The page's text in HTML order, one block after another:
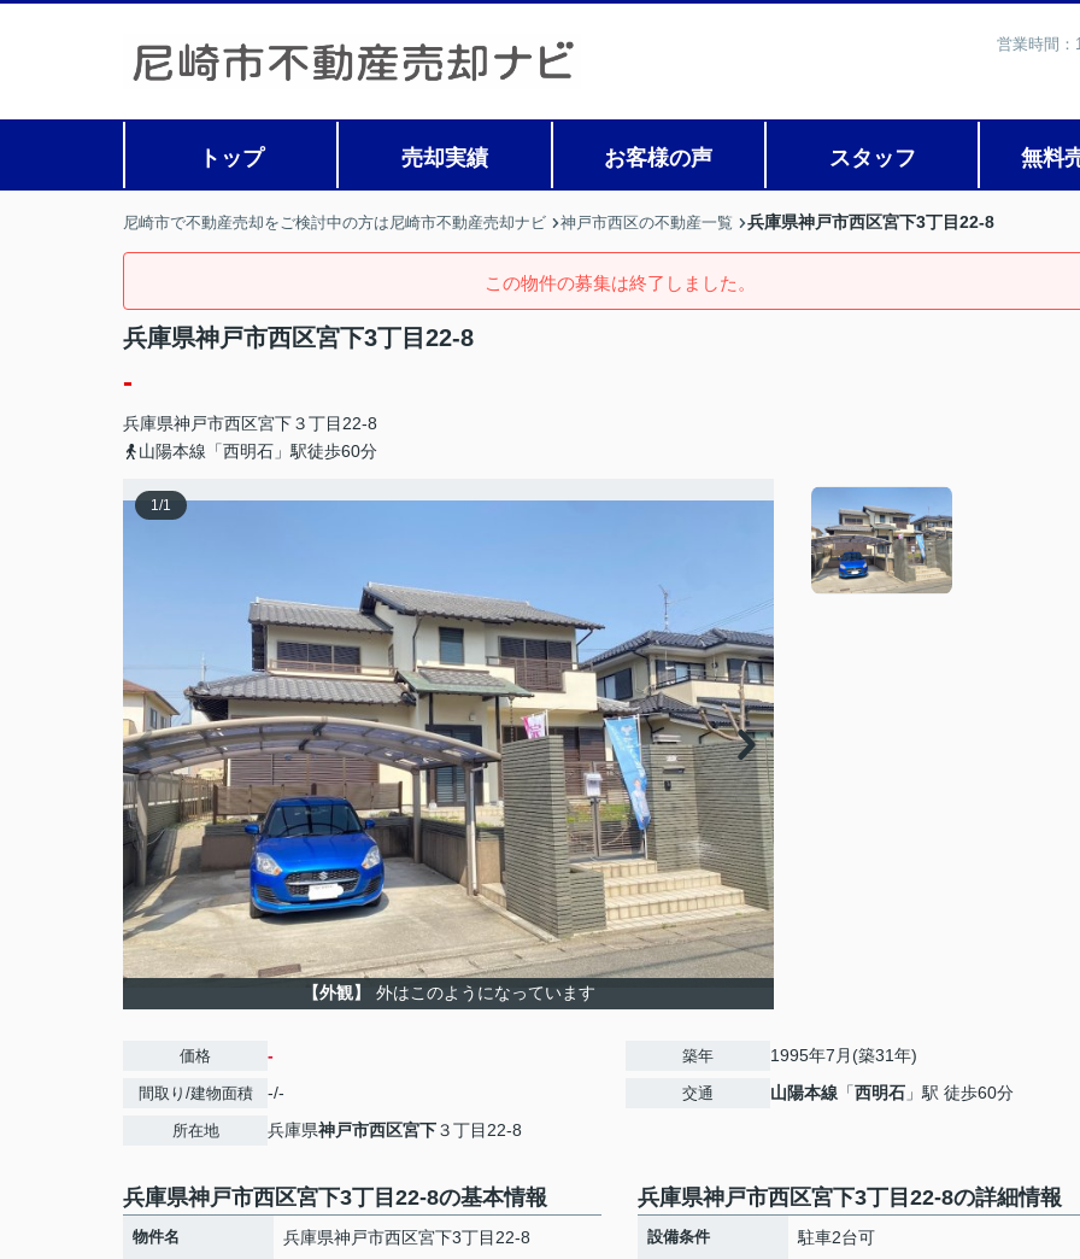
営業時間：
トップ 売却実績 お客様の声 スタッフ 無料
尼崎市で不動産売却をご検討中の方は尼崎市不動産売却ナビ 神戸市西区の不動産一覧 兵庫県神戸市西区宮下3丁目22-8
この物件の募集は終了しました。
兵庫県神戸市西区宮下3丁目22-8
-
兵庫県神戸市西区宮下３丁目22-8
山陽本線「西明石」駅徒歩60分
1/1
【外観】 外はこのようになっています
価格 -
間取り/建物面積 -/-
所在地 兵庫県神戸市西区宮下３丁目22-8
築年 1995年7月(築31年)
交通 山陽本線 「西明石 」駅 徒歩60分
兵庫県神戸市西区宮下3丁目22-8の基本情報
物件名 兵庫県神戸市西区宮下3丁目22-8
兵庫県神戸市西区宮下3丁目22-8の詳細情報
設備条件 駐車2台可